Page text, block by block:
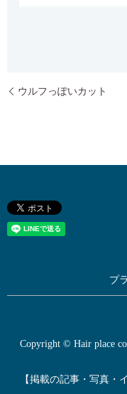
ウルフっぽいカット
プ
Copyright © Hair place
【掲載の記事・写真・